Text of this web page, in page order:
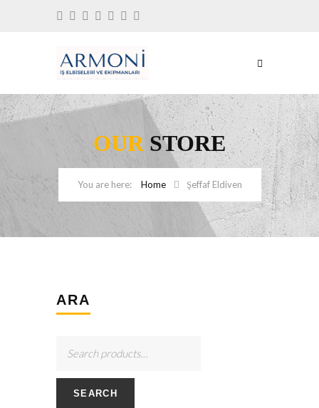
OUR STORE
Home Şeffaf Eldiven
ARA
SEARCH